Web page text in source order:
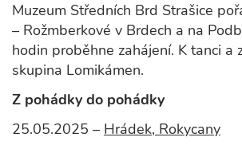
Muzeum Středních Brd Strašice
– Rožmberkové v Brdech a na
hodin proběhne zahájení. K tanci a
skupina Lomikámen.
Z pohádky do pohádky
25.05.2025 – Hrádek, Rokycany